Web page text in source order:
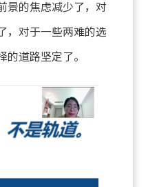
景的焦虑减少了，对
，对于一些两难的选
的道路坚定了。